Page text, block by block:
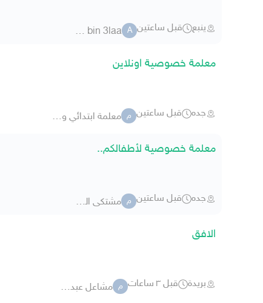
ينبع قبل ساعتين A
a7med bin 3laa
معلمة خصوصية اونلاين
جده قبل ساعتين م معلمة ابتدائي ومتوسط خصوصية
معلمة خصوصية لأطفالكم..
جده قبل ساعتين م مشتكى الزهراني
الافق
بريدة قبل ٣ ساعات م مشاعل عبدالله 44